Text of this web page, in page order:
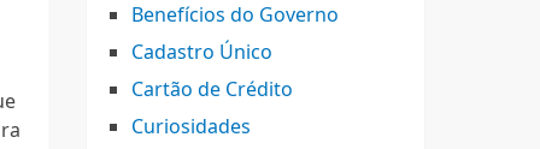
Benefícios do Governo
Cadastro Único
Cartão de Crédito
Curiosidades